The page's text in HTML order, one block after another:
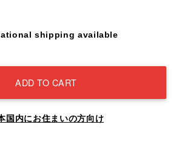
shipping available
ADD TO CART
国内にお住まいの方向け